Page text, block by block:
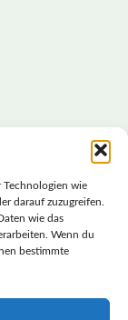
Technologien wie
darauf zuzugreifen.
wie das
Wenn du
bestimmte
*